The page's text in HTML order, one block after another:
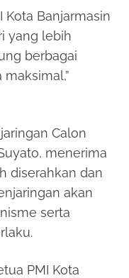
Kota Banjarmasin
yang lebih
berbagai
Calon
menerima
diserahkan dan
akan
serta
PMI Kota